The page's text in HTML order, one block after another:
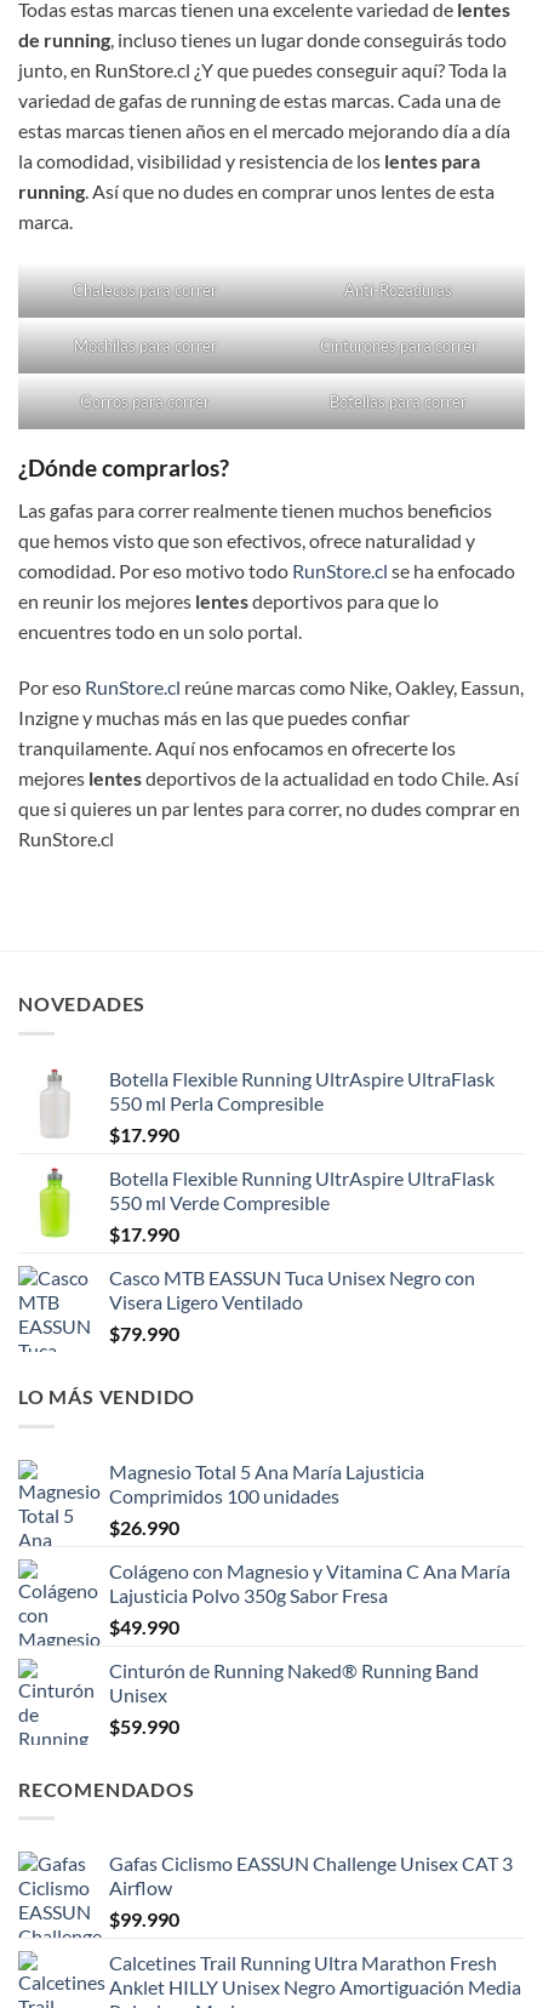
Todas estas marcas tienen una excelente variedad de lentes
de running , incluso tienes un lugar donde conseguirás todo
junto, en RunStore.cl ¿Y que puedes conseguir aquí? Toda la
variedad de gafas de running de estas marcas. Cada una de
estas marcas tienen años en el mercado mejorando día a día
la comodidad, visibilidad y resistencia de los lentes para
running . Así que no dudes en comprar unos lentes de esta
marca.
Chalecos para correr Anti-Rozaduras
Mochilas para correr Cinturones para correr
Gorros para correr Botellas para correr
¿Dónde comprarlos?
Las gafas para correr realmente tienen muchos beneficios
que hemos visto que son efectivos, ofrece naturalidad y
comodidad. Por eso motivo todo RunStore.cl se ha enfocado
en reunir los mejores lentesdeportivos para que lo
encuentres todo en un solo portal.
Por eso RunStore.cl reúne marcas como Nike, Oakley, Eassun,
Inzigne y muchas más en las que puedes confiar
tranquilamente. Aquí nos enfocamos en ofrecerte los
mejores lentesdeportivos de la actualidad en todo Chile. Así
que si quieres un par lentes para correr, no dudes comprar en
RunStore.cl
NOVEDADES
Botella Flexible Running UltrAspire UltraFlask
550 ml Perla Compresible
$17.990
Botella Flexible Running UltrAspire UltraFlask
550 ml Verde Compresible
$17.990
Casco MTB EASSUN Tuca Unisex Negro con
Visera Ligero Ventilado
$79.990
LO MÁS VENDIDO
Magnesio Total 5 Ana María Lajusticia
Comprimidos 100 unidades
$26.990
Colágeno con Magnesio y Vitamina C Ana María
Lajusticia Polvo 350g Sabor Fresa
$49.990
Cinturón de Running Naked® Running Band
Unisex
$59.990
RECOMENDADOS
Gafas Ciclismo EASSUN Challenge Unisex CAT 3
Airflow
$99.990
Calcetines Trail Running Ultra Marathon Fresh
Anklet HILLY Unisex Negro Amortiguación Media